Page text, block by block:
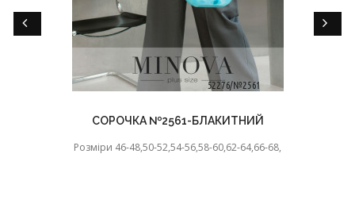
СОРОЧКА №2561-БЛАКИТНИЙ
Розміри 46-48,50-52,54-56,58-60,62-64,66-68,